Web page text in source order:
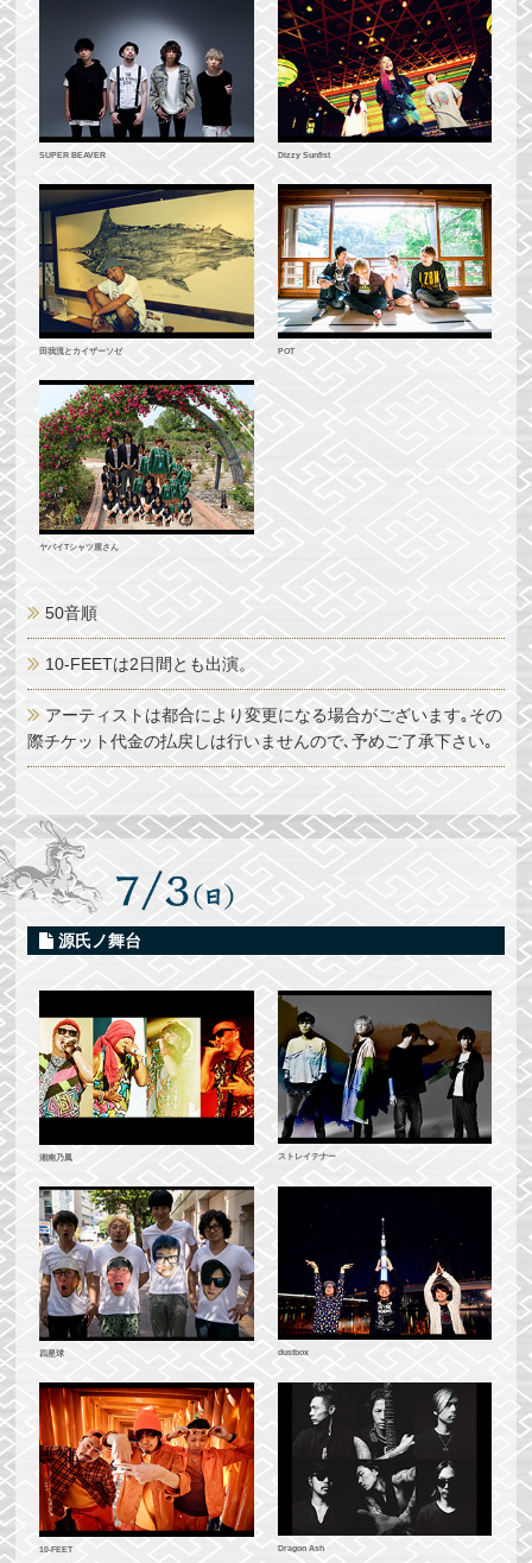
SUPER BEAVER Dizzy Sunfist
田我流とカイザーソゼ POT
ヤバイTシャツ屋さん
50音順
10-FEETは2日間とも出演。
アーティストは都合により変更になる場合がございます｡その
際チケット代金の払戻しは行いませんので､予めご了承下さい｡
源氏ノ舞台
湘南乃風 ストレイテナー
四星球 dustbox
10-FEET Dragon Ash